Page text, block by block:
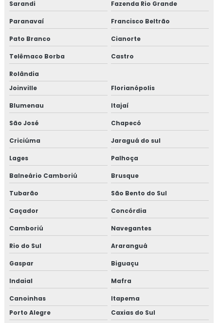
Sarandi Fazenda Rio Grande
Paranavaí Francisco Beltrão
Pato Branco Cianorte
Telêmaco Borba Castro
Rolândia
Joinville
Florianópolis
Blumenau Itajaí
São José Chapecó
Criciúma Jaraguá do sul
Lages Palhoça
Balneário Camboriú Brusque
Tubarão São Bento do Sul
Caçador Concórdia
Camboriú Navegantes
Rio do Sul Araranguá
Gaspar Biguaçu
Indaial Mafra
Canoinhas
Itapema
Porto Alegre
Caxias do Sul